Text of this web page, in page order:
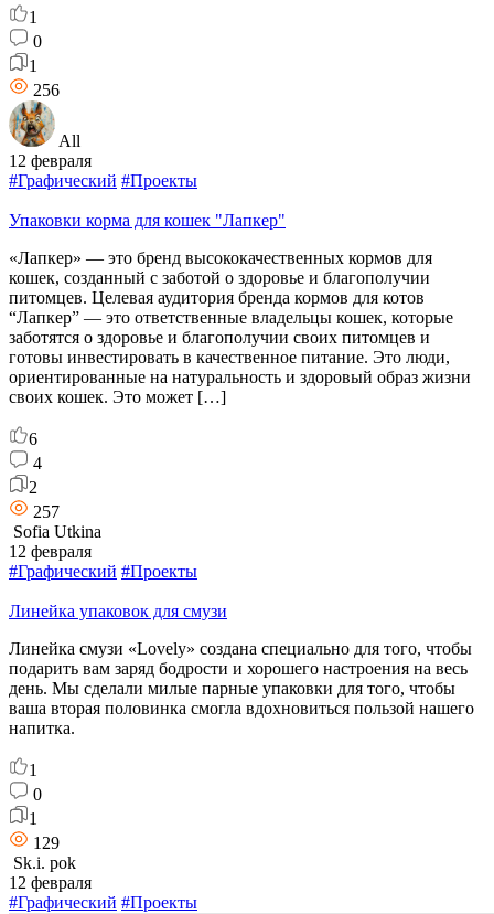
1
0
1
256
All
12 февраля
#Графический #Проекты
Упаковки корма для кошек "Лапкер"
«Лапкер» — это бренд высококачественных кормов для
кошек, созданный с заботой о здоровье и благополучии
питомцев. Целевая аудитория бренда кормов для котов
“Лапкер” — это ответственные владельцы кошек, которые
заботятся о здоровье и благополучии своих питомцев и
готовы инвестировать в качественное питание. Это люди,
ориентированные на натуральность и здоровый образ жизни
своих кошек. Это может […]
6
4
2
257
Sofia Utkina
12 февраля
#Графический #Проекты
Линейка упаковок для смузи
Линейка смузи «Lovely» создана специально для того, чтобы
подарить вам заряд бодрости и хорошего настроения на весь
день. Мы сделали милые парные упаковки для того, чтобы
ваша вторая половинка смогла вдохновиться пользой нашего
напитка.
1
0
1
129
Sk.i. pok
12 февраля
#Графический #Проекты